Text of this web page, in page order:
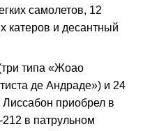
самолетов, 12
катеров и десантный
типа «Жоао
де Андраде») и 24
приобрел в
в патрульном